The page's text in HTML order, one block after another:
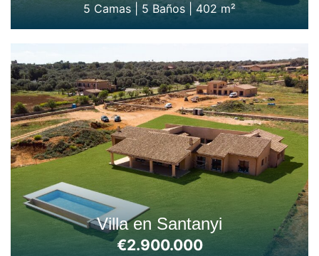
5 Camas| 5 Baños 402 m²
Villa en Santanyi
€2.900.000